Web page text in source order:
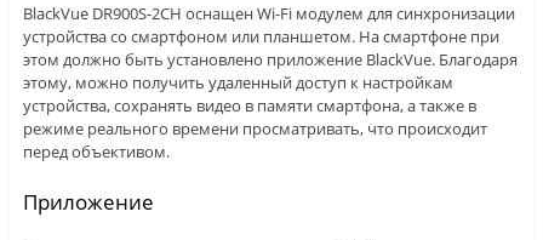
BlackVue DR900S-2CH оснащен Wi-Fi модулем для синхронизации
устройства со смартфоном или планшетом. На смартфоне при
этом должно быть установлено приложение BlackVue. Благодаря
этому, можно получить удаленный доступ к настройкам
устройства, сохранять видео в памяти смартфона, а также в
режиме реального времени просматривать, что происходит
перед объективом.
Приложение